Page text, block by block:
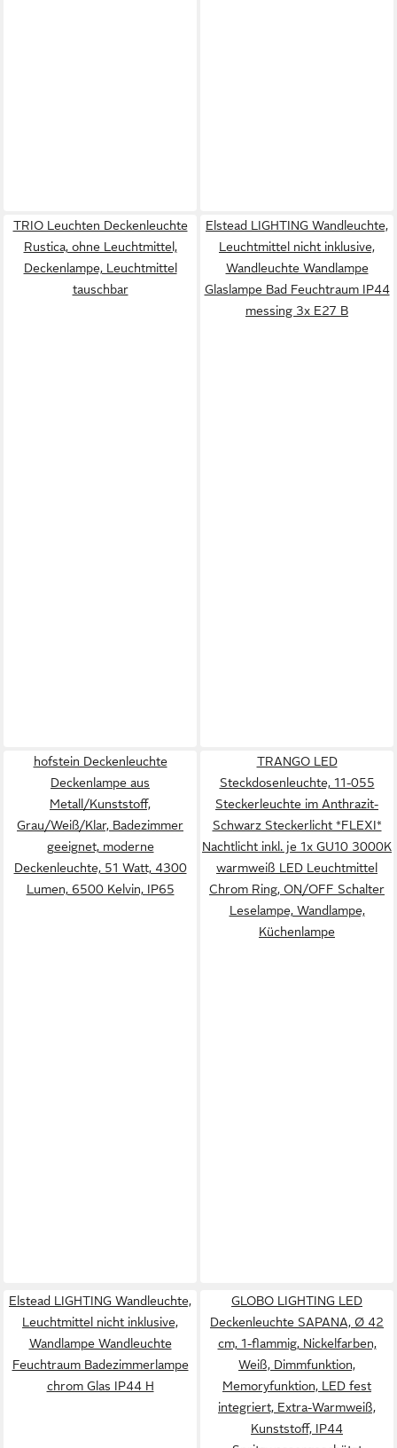
TRIO Leuchten Deckenleuchte
Rustica, ohne Leuchtmittel,
Deckenlampe, Leuchtmittel
tauschbar
Elstead LIGHTING Wandleuchte,
Leuchtmittel nicht inklusive,
Wandleuchte Wandlampe
Glaslampe Bad Feuchtraum IP44
messing 3x E27 B
hofstein Deckenleuchte
Deckenlampe aus
Metall/Kunststoff,
Grau/Weiß/Klar, Badezimmer
geeignet, moderne
Deckenleuchte, 51 Watt, 4300
Lumen, 6500 Kelvin, IP65
TRANGO LED
Steckdosenleuchte, 11-055
Steckerleuchte im Anthrazit-
Schwarz Steckerlicht *FLEXI*
Nachtlicht inkl. je 1x GU10 3000K
warmweiß LED Leuchtmittel
Chrom Ring, ON/OFF Schalter
Leselampe, Wandlampe,
Küchenlampe
Elstead LIGHTING Wandleuchte,
Leuchtmittel nicht inklusive,
Wandlampe Wandleuchte
Feuchtraum Badezimmerlampe
chrom Glas IP44 H
GLOBO LIGHTING LED
Deckenleuchte SAPANA, Ø 42
cm, 1-flammig, Nickelfarben,
Weiß, Dimmfunktion,
Memoryfunktion, LED fest
integriert, Extra-Warmweiß,
Kunststoff, IP44